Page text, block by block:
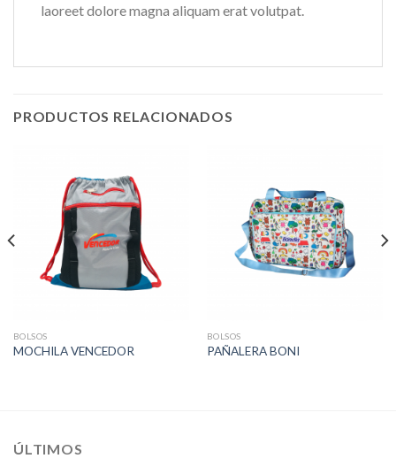
laoreet dolore magna aliquam erat volutpat.
PRODUCTOS RELACIONADOS
BOLSOS
MOCHILA VENCEDOR
BOLSOS
PAÑALERA BONI
ÚLTIMOS